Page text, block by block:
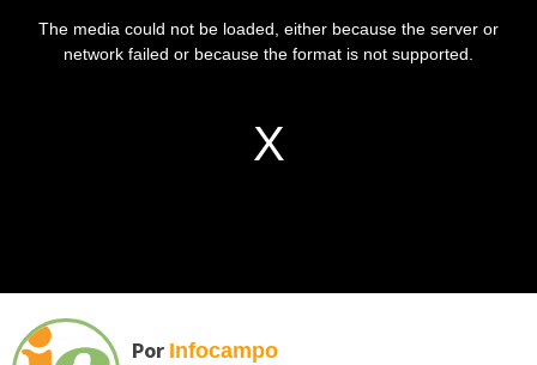
Por Infocampo